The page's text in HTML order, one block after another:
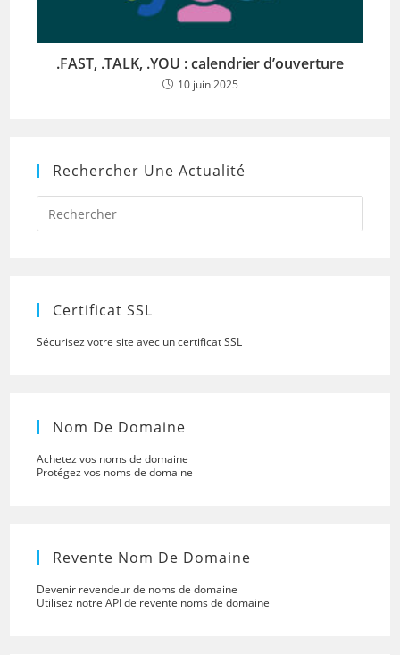
.FAST, .TALK, .YOU : calendrier d’ouverture
10 juin 2025
Rechercher Une Actualité
Press
to
Certificat SSL
Sécurisez votre site avec un certificat SSL
Nom De Domaine
Achetez vos noms de domaine
Protégez vos noms de domaine
Revente Nom De Domaine
Devenir revendeur de noms de domaine
Utilisez notre API de revente noms de domaine